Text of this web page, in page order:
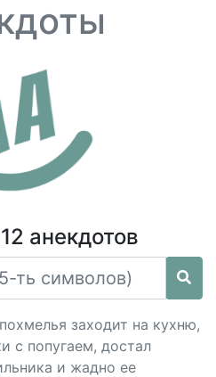
анекдотов
заходит на кухню,
с попугаем, достал
и жадно ее